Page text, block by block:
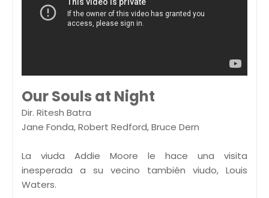
Our Souls at Night
Dir. Ritesh Batra
Jane Fonda, Robert Redford, Bruce Dern
La viuda Addie Moore le hace una visita
inesperada a su vecino también viudo, Louis
Waters.